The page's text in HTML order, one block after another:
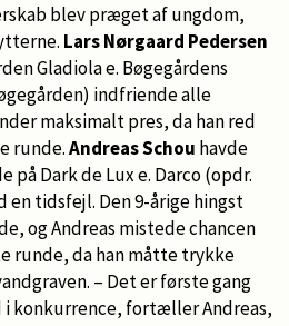
blev præget af ungdom,
Lars Nørgaard Pedersen
Gladiola e. Bøgegårdens
indfriende alle
maksimalt pres, da han red
runde.Andreas Schou havde
på Dark de Lux e. Darco (opdr.
en tidsfejl. Den 9-årige hingst
og Andreas mistede chancen
runde, da han måtte trykke
– Det er første gang
i konkurrence, fortæller Andreas,